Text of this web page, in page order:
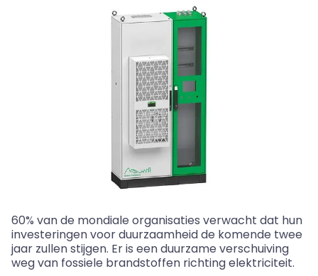
60% van de mondiale organisaties verwacht dat hun
investeringen voor duurzaamheid de komende twee
jaar zullen stijgen. Er is een duurzame verschuiving
weg van fossiele brandstoffen richting elektriciteit.